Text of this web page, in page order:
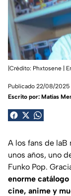
|Crédito: Phxtosene |
Publicado 22/08/2025
Escrito por: Matías
A los fans de laB
unos años, uno
Funko Pop.
enorme catálogo
cine, anime y